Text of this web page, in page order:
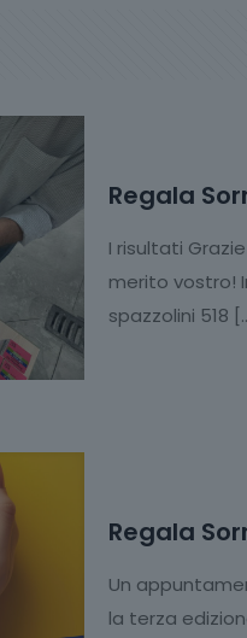
Regala
I risultati
merito vostro!
spazzolini 518
Regala
Un
la terza